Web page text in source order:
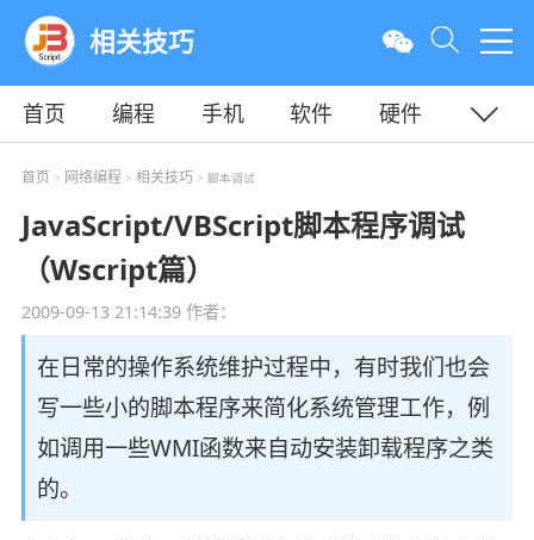
相关技巧
首页 编程 手机 软件
硬件
教程
平面 服务器
首页 > 网络编程 > 相关技巧 > 脚本调试
JavaScript/VBScript脚本程序调试
（Wscript篇）
2009-09-13 21:14:39作者：
在日常的操作系统维护过程中，有时我们也会
写一些小的脚本程序来简化系统管理工作，例
如调用一些WMI函数来自动安装卸载程序之类
的。